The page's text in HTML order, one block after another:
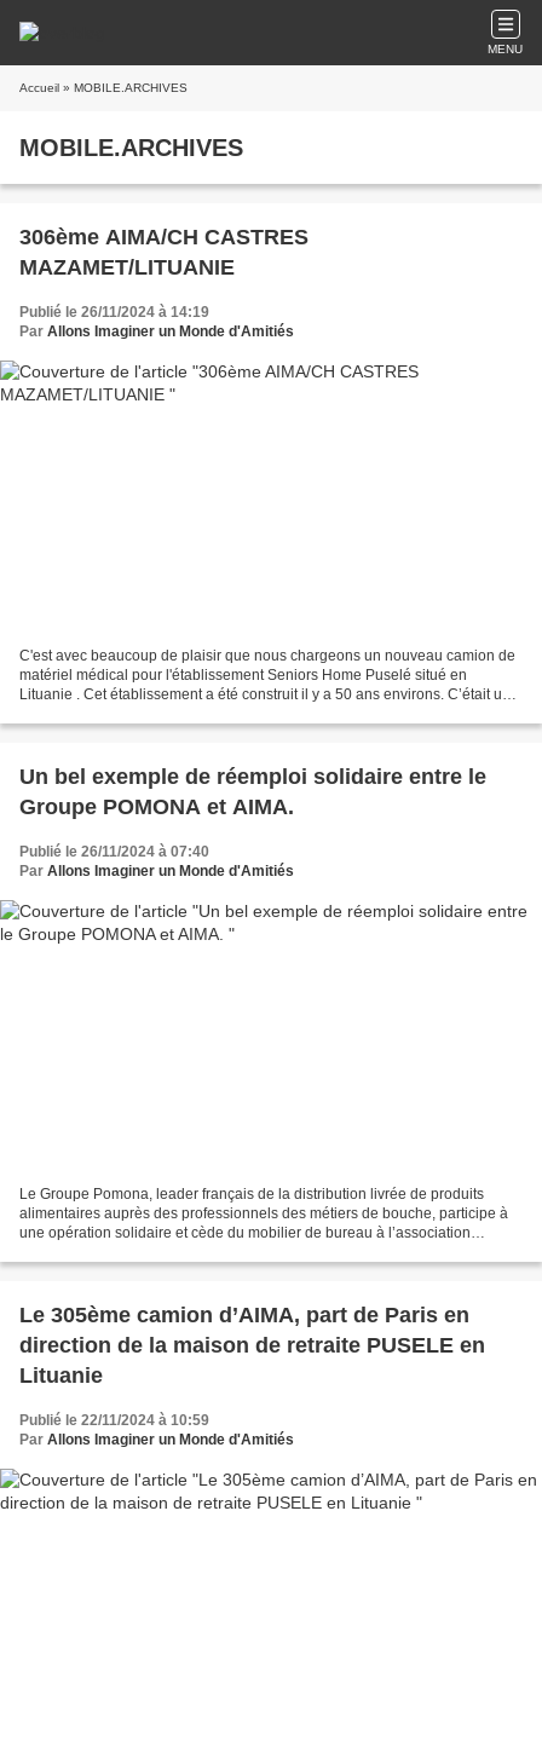
MENU
Accueil » MOBILE.ARCHIVES
MOBILE.ARCHIVES
306ème AIMA/CH CASTRES
MAZAMET/LITUANIE
Publié le 26/11/2024 à 14:19
Par Allons Imaginer un Monde d'Amitiés
C'est avec beaucoup de plaisir que nous chargeons un nouveau camion de
matériel médical pour l'établissement Seniors Home Puselé situé en
Lituanie . Cet établissement a été construit il y a 50 ans environs. C’était un
Un bel exemple de réemploi solidaire entre le
Groupe POMONA et AIMA.
Publié le 26/11/2024 à 07:40
Par Allons Imaginer un Monde d'Amitiés
Le Groupe Pomona, leader français de la distribution livrée de produits
alimentaires auprès des professionnels des métiers de bouche, participe à
une opération solidaire et cède du mobilier de bureau à l’association
Le 305ème camion d’AIMA, part de Paris en
direction de la maison de retraite PUSELE en
Lituanie
Publié le 22/11/2024 à 10:59
Par Allons Imaginer un Monde d'Amitiés